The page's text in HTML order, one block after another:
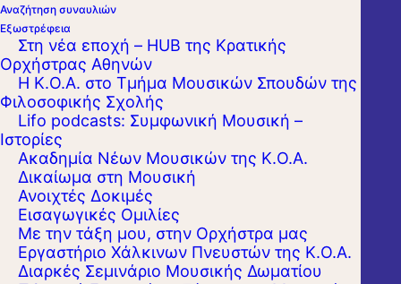
Αναζήτηση συναυλιών
Εξωστρέφεια
Στη νέα εποχή – HUB της Κρατικής
Ορχήστρας Αθηνών
Η Κ.Ο.Α. στο Τμήμα Μουσικών Σπουδών της
Φιλοσοφικής Σχολής
Lifo podcasts: Συμφωνική Μουσική –
Ιστορίες
Ακαδημία Νέων Μουσικών της Κ.Ο.Α.
Δικαίωμα στη Μουσική
Ανοιχτές Δοκιμές
Εισαγωγικές Ομιλίες
Με την τάξη μου, στην Ορχήστρα μας
Εργαστήριo Χάλκινων Πνευστών της Κ.Ο.Α.
Διαρκές Σεμινάριο Μουσικής Δωματίου
Ο αρκετά ασυνήθιστος συνδυασμός ξύλινων
πνευστών με διπλή γλωσσίδα (όμποε και